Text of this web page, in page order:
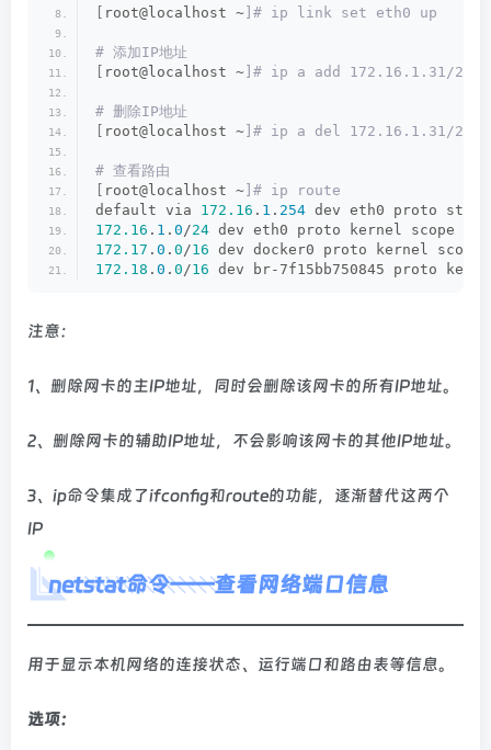
root@localhost ~ ]# ip link set eth0 up
# 添加IP地址
root@localhost ~ ]# ip a add 172.16.1.31/24
# 删除IP地址
root@localhost ~ ]# ip a del 172.16.1.31/24
# 查看路由
root@localhost ~ ]# ip route
default via 172.16 . 1 . 254 dev eth0 proto
172.16 . 1 . 0 /24 dev eth0 proto kernel scope
172.17 . 0 . 0 /16 dev docker0 proto kernel
172.18 . 0 . 0 /16 dev br-7f15bb750845 proto
注意：
1、删除网卡的主IP地址，同时会删除该网卡的所有IP地址。
2、删除网卡的辅助IP地址，不会影响该网卡的其他IP地址。
3、ip命令集成了ifconfig和route的功能，逐渐替代这两个
IP
netstat命令——查看网络端口信息
用于显示本机网络的连接状态、运行端口和路由表等信息。
选项：